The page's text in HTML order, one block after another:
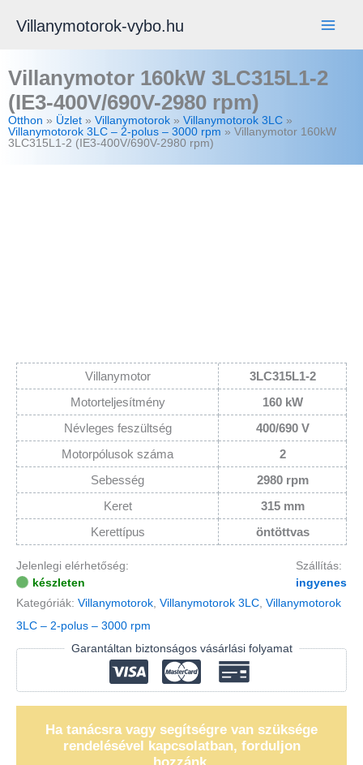
Villanymotorok-vybo.hu
Villanymotor 160kW 3LC315L1-2
(IE3-400V/690V-2980 rpm)
Otthon » Üzlet » Villanymotorok » Villanymotorok 3LC »
Villanymotorok 3LC – 2-polus – 3000 rpm » Villanymotor 160kW
3LC315L1-2 (IE3-400V/690V-2980 rpm)
Villanymotor
3LC315L1-2
Motorteljesítmény
160 kW
Névleges feszültség
400/690 V
Motorpólusok száma
2
Sebesség
2980 rpm
Keret
315 mm
Kerettípus
öntöttvas
Jelenlegi elérhetőség:
készleten
Szállítás:
ingyenes
Kategóriák: Villanymotorok Villanymotorok 3LC Villanymotorok
3LC – 2-polus – 3000 rpm
Garantáltan biztonságos vásárlási folyamat
Ha tanácsra vagy segítségre van szüksége
rendelésével kapcsolatban, forduljon
hozzánk.